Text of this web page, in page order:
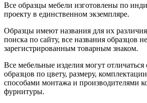
Все образцы мебели изготовлены по
проекту в единственном экземпляре.
Образцы имеют названия для их
поиска по сайту, все названия образцов
зарегистрированным товарным знаком.
Все мебельные изделия могут
образцов по цвету, размеру,
способами монтажа и производителями
фурнитуры.